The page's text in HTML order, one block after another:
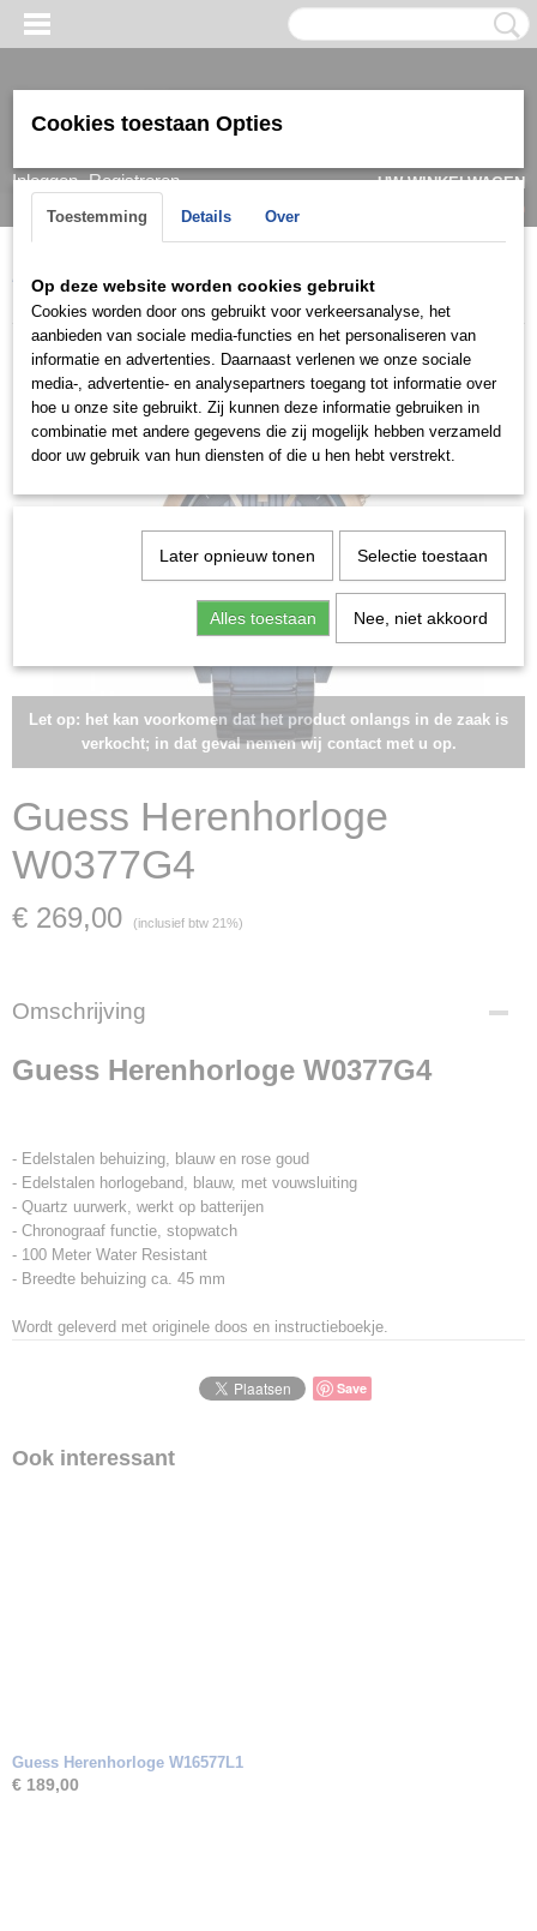
Inloggen Registreren
UW WINKELWAGEN
(0)
Home > Horloge > > Heren>
Guess Herenhorloge
W0377G4
Let op: het kan voorkomen dat het product onlangs in de zaak is
verkocht; in dat geval nemen wij contact met u op.
Guess Herenhorloge
W0377G4
€ 269,00 (inclusief btw 21%)
Omschrijving
Guess Herenhorloge W0377G4
- Edelstalen behuizing, blauw en rose goud
- Edelstalen horlogeband, blauw, met vouwsluiting
- Quartz uurwerk, werkt op batterijen
- Chronograaf functie, stopwatch
- 100 Meter Water Resistant
- Breedte behuizing ca. 45 mm
Wordt geleverd met originele doos en instructieboekje.
Save
Ook interessant
Guess Herenhorloge W16577L1
€ 189,00
Cookies toestaan Opties
Toestemming Details Over
Op deze website worden cookies gebruikt
Cookies worden door ons gebruikt voor verkeersanalyse, het
aanbieden van sociale media-functies en het personaliseren van
informatie en advertenties. Daarnaast verlenen we onze sociale
media-, advertentie- en analysepartners toegang tot informatie over
hoe u onze site gebruikt. Zij kunnen deze informatie gebruiken in
combinatie met andere gegevens die zij mogelijk hebben verzameld
door uw gebruik van hun diensten of die u hen hebt verstrekt.
Later opnieuw tonen Selectie toestaan
Alles toestaan Nee, niet akkoord